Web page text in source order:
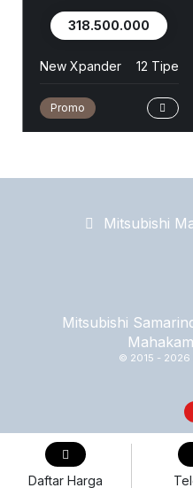
318.500.000
New Xpander 12 Tipe
Promo
Mitsubishi
Daftar Harga
Mitsubishi
© 2015 - 2026